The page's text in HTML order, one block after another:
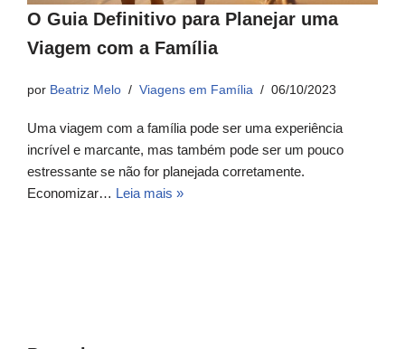
O Guia Definitivo para Planejar uma
Viagem com a Família
por Beatriz Melo Viagens em Família 06/10/2023
Uma viagem com a família pode ser uma experiência
incrível e marcante, mas também pode ser um pouco
estressante se não for planejada corretamente.
Economizar… Leia mais »